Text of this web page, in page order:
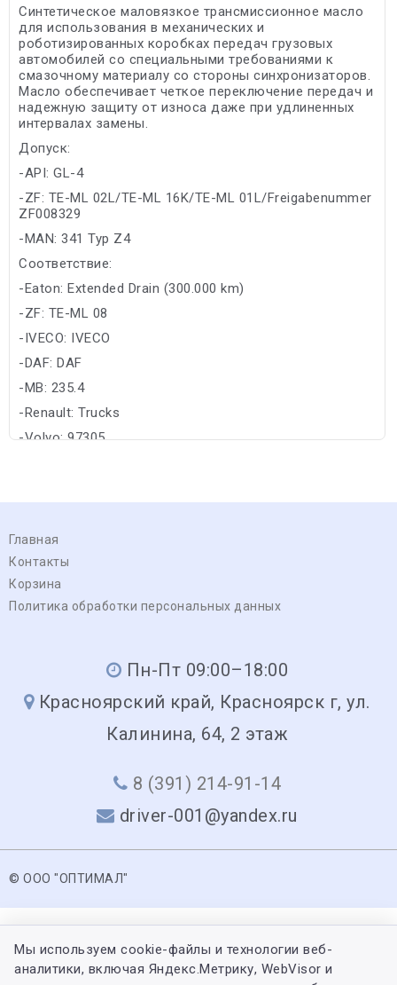
Синтетическое маловязкое трансмиссионное масло
для использования в механических и
роботизированных коробках передач грузовых
автомобилей со специальными требованиями к
смазочному материалу со стороны синхронизаторов.
Масло обеспечивает четкое переключение передач и
надежную защиту от износа даже при удлиненных
интервалах замены.
Допуск:
-API: GL-4
-ZF: TE-ML 02L/TE-ML 16K/TE-ML 01L/Freigabenummer
ZF008329
-MAN: 341 Typ Z4
Соответствие:
-Eaton: Extended Drain (300.000 km)
-ZF: TE-ML 08
-IVECO: IVECO
-DAF: DAF
-MB: 235.4
-Renault: Trucks
-Volvo: 97305
Главная
Контакты
Корзина
Политика обработки персональных данных
Пн-Пт 09:00–18:00
Красноярский край, Красноярск г, ул.
Калинина, 64, 2 этаж
8 (391) 214-91-14
driver-001@yandex.ru
© ООО "ОПТИМАЛ"
Мы используем cookie-файлы и технологии веб-
аналитики, включая Яндекс.Метрику, WebVisor и